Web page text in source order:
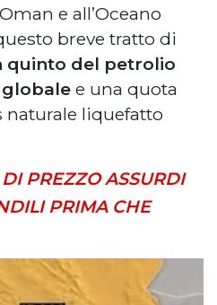
e all’Oceano
breve tratto di
quinto del petrolio
e una quota
naturale liquefatto
PREZZO ASSURDI
PRIMA CHE